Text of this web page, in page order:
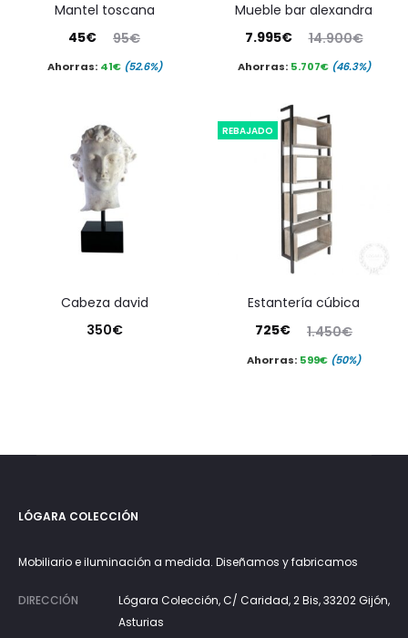
mantel toscana
95€
El
precio
95€.
45€
precio
Ahorras: 41€ (52.6%)
mueble bar alexandra
14.900€
El
precio
era:
14.900€.
7.995€
precio
es:
Ahorras: 5.707€ (46.3%)
cabeza david
350€
REBAJADO
estantería cúbica
1.450€
El
precio
725€
precioAhorras: 599€ (50%)
LÓGARA COLECCIÓN
Mobiliario e iluminación a medida. Diseñamos y fabricamos
DIRECCIÓN
Lógara Colección, C/ Caridad, 2 Bis, 33202 Gijón,
Asturias